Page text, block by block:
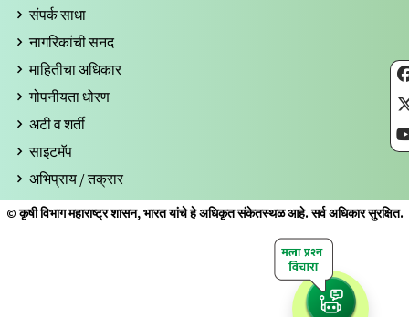
संपर्क साधा
नागरिकांची सनद
माहितीचा अधिकार
गोपनीयता धोरण
अटी व शर्ती
साइटमॅप
अभिप्राय / तक्रार
© कृषी विभाग महाराष्ट्र शासन, भारत यांचे हे अधिकृत संकेतस्थळ आहे. सर्व अधिकार सुरक्षित.